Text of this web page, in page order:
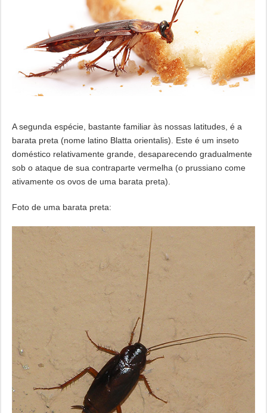
A segunda espécie, bastante familiar às nossas latitudes, é a
barata preta (nome latino Blatta orientalis). Este é um inseto
doméstico relativamente grande, desaparecendo gradualmente
sob o ataque de sua contraparte vermelha (o prussiano come
ativamente os ovos de uma barata preta).
Foto de uma barata preta: